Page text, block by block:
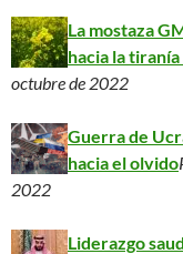
La mostaza
hacia la
octubre de 2022
Guerra de
hacia el olvido
2022
Liderazgo